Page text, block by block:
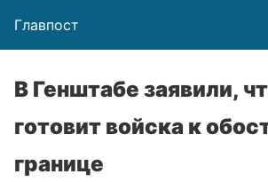
Главпост
В Генштабе заявили,
готовит войска к
границе